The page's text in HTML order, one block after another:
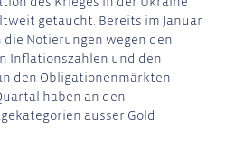
getaucht. Bereits im Januar
Notierungen wegen den
Inflationszahlen und den
den Obligationenmärkten
haben an den
ausser Gold